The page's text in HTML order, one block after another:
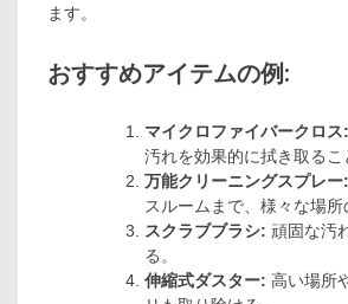
ます。
おすすめアイテムの例:
マイクロファイバークロス:
汚れを効果的に拭き取るこ
万能クリーニングスプレー:
スルームまで、様々な場所
スクラブブラシ: 頑固な汚
る。
伸縮式ダスター: 高い場所